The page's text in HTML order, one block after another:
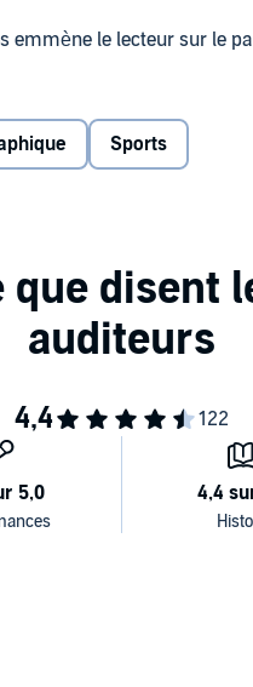
emmène le lecteur sur le
aussi un voyage
de la planète, une
élans, des doutes, des
intégrale vous est proposé
Sports